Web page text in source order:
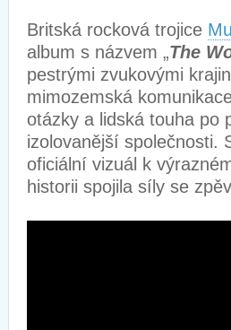
Britská rocková trojice
album s názvem „The
pestrými zvukovými
mimozemská
otázky a lidská touha po
izolovanější společnosti.
oficiální vizuál k
historii spojila síly se